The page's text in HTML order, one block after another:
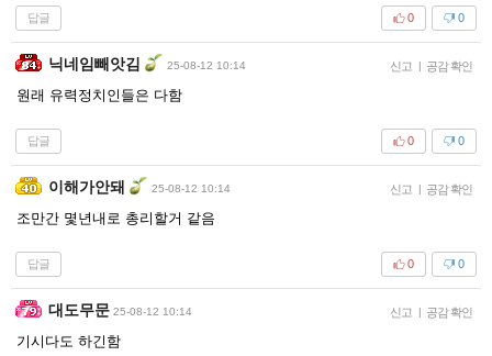
답글 0
0
닉네임빼앗김 25-08-12 10:14 신고 | 공감 확인
원래 유력정치인들은 다함
답글 0
0
이해가안돼 25-08-12 10:14 신고 | 공감 확인
조만간 몇년내로 총리할거 같음
답글 0
0
대도무문 25-08-12 10:14 신고 | 공감 확인
기시다도 하긴함